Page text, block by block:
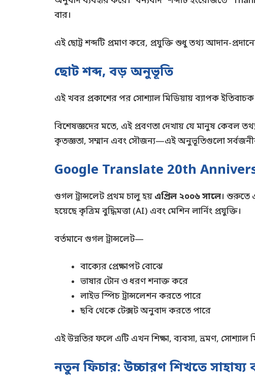
বার।
এই ছোট্ট শব্দটি প্রমাণ করে, প্রযুক্তি শুধু তথ্য আদান-
ছোট শব্দ, বড় অনুভূতি
এই খবর প্রকাশের পর সোশ্যাল মিডিয়ায় ব্যাপক ইতিবাচক
বিশেষজ্ঞদের মতে, এই প্রবণতা দেখায় যে মানুষ কেবল
কৃতজ্ঞতা, সম্মান এবং সৌজন্য—এই অনুভূতিগুলো
Google Translate 20th
গুগল ট্রান্সলেট প্রথম চালু হয় এপ্রিল ২০০৬ সালে। শুরুতে
হয়েছে কৃত্রিম বুদ্ধিমত্তা (AI) এবং মেশিন লার্নিং প্রযুক্তি।
বর্তমানে গুগল ট্রান্সলেট—
বাক্যের প্রেক্ষাপট বোঝে
ভাষার টোন ও ধরণ শনাক্ত করে
লাইভ স্পিচ ট্রান্সলেশন করতে পারে
ছবি থেকে টেক্সট অনুবাদ করতে পারে
এই উন্নতির ফলে এটি এখন শিক্ষা, ব্যবসা, ভ্রমণ,
নতুন ফিচার: উচ্চারণ শিখতে